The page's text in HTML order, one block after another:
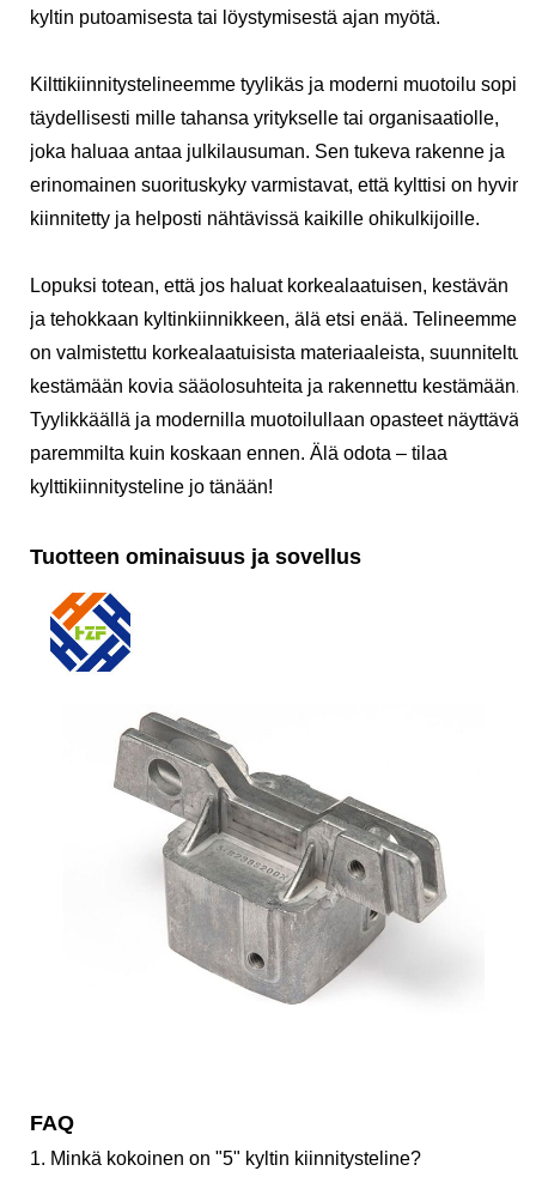
kyltin putoamisesta tai löystymisestä ajan myötä.
Kilttikiinnitystelineemme tyylikäs ja moderni muotoilu sopii
täydellisesti mille tahansa yritykselle tai organisaatiolle,
joka haluaa antaa julkilausuman. Sen tukeva rakenne ja
erinomainen suorituskyky varmistavat, että kylttisi on hyvin
kiinnitetty ja helposti nähtävissä kaikille ohikulkijoille.
Lopuksi totean, että jos haluat korkealaatuisen, kestävän
ja tehokkaan kyltinkiinnikkeen, älä etsi enää. Telineemme
on valmistettu korkealaatuisista materiaaleista, suunniteltu
kestämään kovia sääolosuhteita ja rakennettu kestämään.
Tyylikkäällä ja modernilla muotoilullaan opasteet näyttävät
paremmilta kuin koskaan ennen. Älä odota – tilaa
kylttikiinnitysteline jo tänään!
Tuotteen ominaisuus ja sovellus
FAQ
1. Minkä kokoinen on "5" kyltin kiinnitysteline?